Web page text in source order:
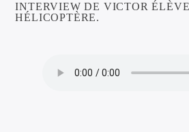
INTERVIEW DE VICTOR
HÉLICOPTÈRE.